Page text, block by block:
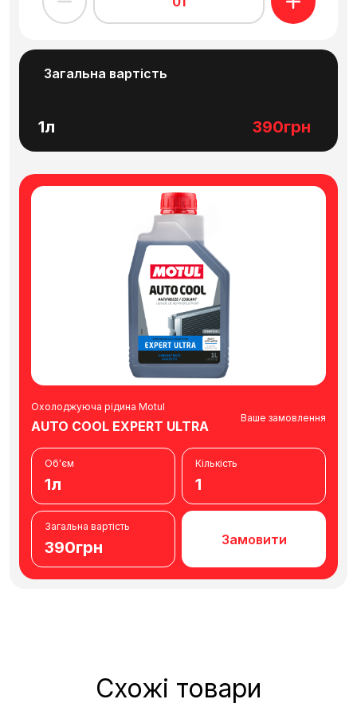
транспортних засобів, стаціонарних
Загальна вартість
1л 390грн
Охолоджуюча рідина Motul
AUTO COOL EXPERT ULTRA
Ваше замовлення
Об'єм
1л
Кількість
1
Загальна вартість
390грн Замовити
Схожі товари